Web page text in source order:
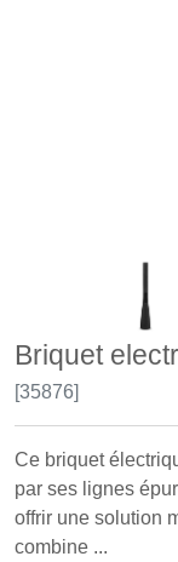
Briquet
[35876]
Ce briquet
par ses lignes
offrir une solution
combine ...